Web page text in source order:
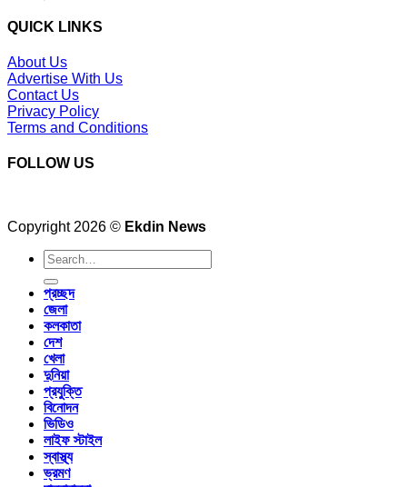
QUICK LINKS
About Us
Advertise With Us
Contact Us
Privacy Policy
Terms and Conditions
FOLLOW US
Copyright 2026 © Ekdin News
প্রচ্ছদ
জেলা
কলকাতা
দেশ
খেলা
দুনিয়া
প্রযুক্তি
বিনোদন
ভিডিও
লাইফ স্টাইল
স্বাস্থ্য
ভ্রমণ